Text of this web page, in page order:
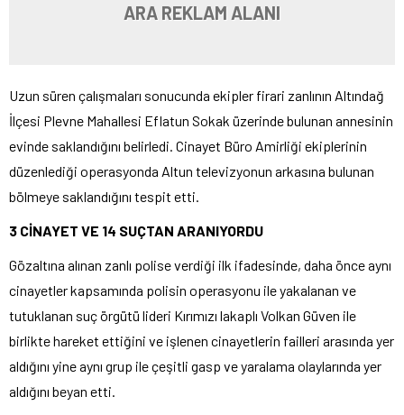
ARA REKLAM ALANI
Uzun süren çalışmaları sonucunda ekipler firari zanlının Altındağ
İlçesi Plevne Mahallesi Eflatun Sokak üzerinde bulunan annesinin
evinde saklandığını belirledi. Cinayet Büro Amirliği ekiplerinin
düzenlediği operasyonda Altun televizyonun arkasına bulunan
bölmeye saklandığını tespit etti.
3 CİNAYET VE 14 SUÇTAN ARANIYORDU
Gözaltına alınan zanlı polise verdiği ilk ifadesinde, daha önce aynı
cinayetler kapsamında polisin operasyonu ile yakalanan ve
tutuklanan suç örgütü lideri Kırımızı lakaplı Volkan Güven ile
birlikte hareket ettiğini ve işlenen cinayetlerin failleri arasında yer
aldığını yine aynı grup ile çeşitli gasp ve yaralama olaylarında yer
aldığını beyan etti.